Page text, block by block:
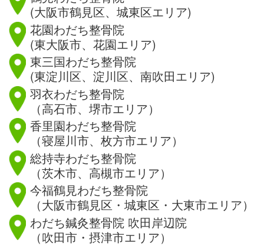
(大阪市鶴見区、城東区エリア)
花園わだち整骨院
(東大阪市、花園エリア)
東三国わだち整骨院
(東淀川区、淀川区、南吹田エリア)
羽衣わだち整骨院
（高石市、堺市エリア）
香里園わだち整骨院
（寝屋川市、枚方市エリア）
総持寺わだち整骨院
（茨木市、高槻市エリア）
今福鶴見わだち整骨院
（大阪市鶴見区・城東区・大東市エリア）
わだち鍼灸整骨院 吹田岸辺院
（吹田市・摂津市エリア）